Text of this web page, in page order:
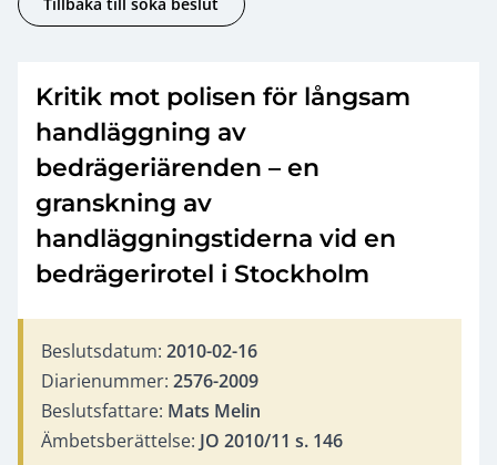
Tillbaka till söka beslut
Kritik mot polisen för långsam
handläggning av
bedrägeriärenden – en
granskning av
handläggningstiderna vid en
bedrägerirotel i Stockholm
Beslutsdatum: 2010-02-16
Diarienummer: 2576-2009
Beslutsfattare: Mats Melin
Ämbetsberättelse: JO 2010/11 s. 146